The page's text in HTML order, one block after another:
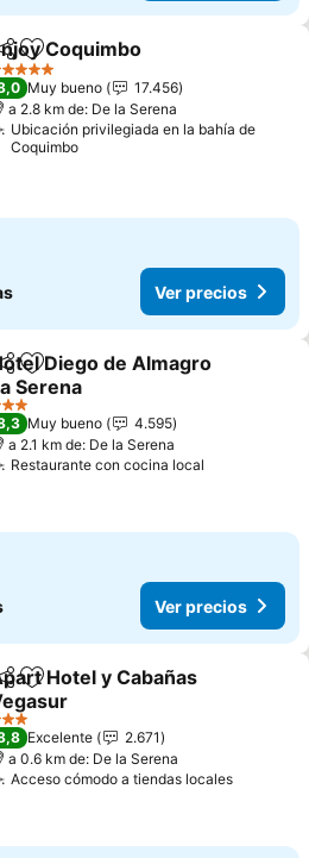
Agregar a favoritos
Coquimbo
Muy bueno
17.456
a 2.8 km de: De la Serena
Ubicación privilegiada en la bahía de
Coquimbo
Ver precios
Agregar a favoritos
Diego de Almagro
Serena
Muy bueno
4.595
a 2.1 km de: De la Serena
Restaurante con cocina local
Ver precios
Agregar a favoritos
Hotel y Cabañas
Excelente
2.671
a 0.6 km de: De la Serena
Acceso cómodo a tiendas locales